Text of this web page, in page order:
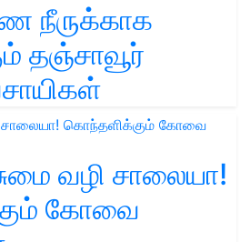
நீருக்காக
தஞ்சாவூர்
வழி சாலையா!
கோவை